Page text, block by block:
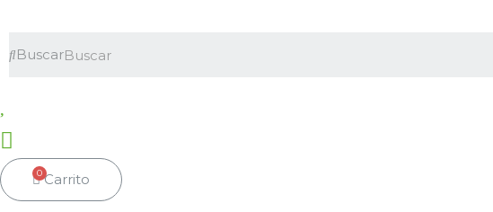
Buscar
0Carrito